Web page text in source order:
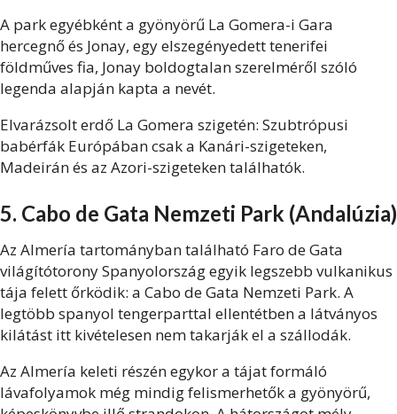
A park egyébként a gyönyörű La Gomera-i Gara
hercegnő és Jonay, egy elszegényedett tenerifei
földműves fia, Jonay boldogtalan szerelméről szóló
legenda alapján kapta a nevét.
Elvarázsolt erdő La Gomera szigetén: Szubtrópusi
babérfák Európában csak a Kanári-szigeteken,
Madeirán és az Azori-szigeteken találhatók.
5. Cabo de Gata Nemzeti Park (Andalúzia)
Az Almería tartományban található Faro de Gata
világítótorony Spanyolország egyik legszebb vulkanikus
tája felett őrködik: a Cabo de Gata Nemzeti Park. A
legtöbb spanyol tengerparttal ellentétben a látványos
kilátást itt kivételesen nem takarják el a szállodák.
Az Almería keleti részén egykor a tájat formáló
lávafolyamok még mindig felismerhetők a gyönyörű,